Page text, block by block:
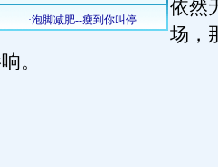
依然
场，
。